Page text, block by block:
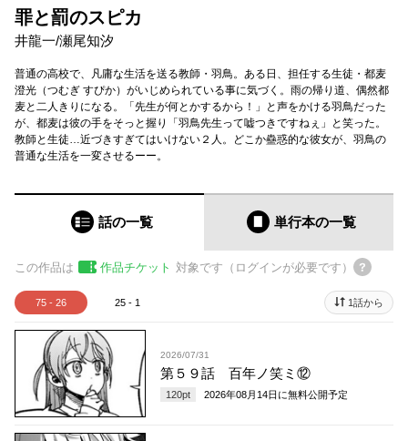
罪と罰のスピカ
井龍一/瀬尾知汐
普通の高校で、凡庸な生活を送る教師・羽鳥。ある日、担任する生徒・都麦
澄光（つむぎ すぴか）がいじめられている事に気づく。雨の帰り道、偶然都
麦と二人きりになる。「先生が何とかするから！」と声をかける羽鳥だった
が、都麦は彼の手をそっと握り「羽鳥先生って嘘つきですねぇ」と笑った。
教師と生徒…近づきすぎてはいけない２人。どこか蠱惑的な彼女が、羽鳥の
普通な生活を一変させるーー。
話の一覧 単行本の一覧
この作品は 作品チケット 対象です（ログインが必要です）
75 - 26 25 - 1 1話から
2026/07/31
第５９話 百年ノ笑ミ⑫
120pt 2026年08月14日 に無料公開予定